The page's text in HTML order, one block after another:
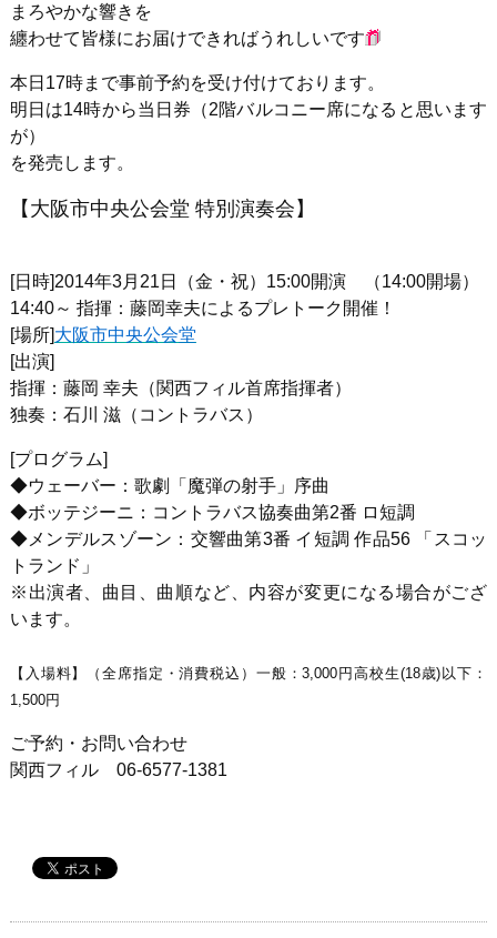
まろやかな響きを
纏わせて皆様にお届けできればうれしいです
本日17時まで事前予約を受け付けております。
明日は14時から当日券（2階バルコニー席になると思います
が）
を発売します。
【大阪市中央公会堂 特別演奏会】
[日時]2014年3月21日（金・祝）15:00開演 （14:00開場）
14:40～ 指揮：藤岡幸夫によるプレトーク開催！
[場所]大阪市中央公会堂
[出演]
指揮：藤岡 幸夫（関西フィル首席指揮者）
独奏：石川 滋（コントラバス）
[プログラム]
◆ウェーバー：歌劇「魔弾の射手」序曲
◆ボッテジーニ：コントラバス協奏曲第2番 ロ短調
◆メンデルスゾーン：交響曲第3番 イ短調 作品56 「スコッ
トランド」
※出演者、曲目、曲順など、内容が変更になる場合がござ
います。
【入場料】（全席指定・消費税込）一般：3,000円高校生(18歳)以下：
1,500円
ご予約・お問い合わせ
関西フィル 06-6577-1381